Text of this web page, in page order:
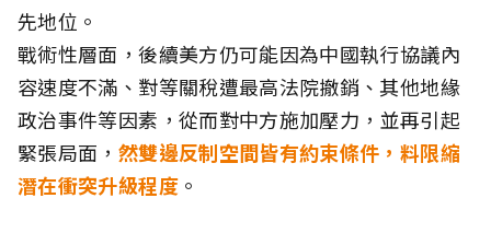
先地位。
戰術性層面，後續美方仍可能因為中國執行協議內
容速度不滿、對等關稅遭最高法院撤銷、其他地緣
政治事件等因素，從而對中方施加壓力，並再引起
緊張局面， 然雙邊反制空間皆有約束條件，料限縮
潛在衝突升級程度。